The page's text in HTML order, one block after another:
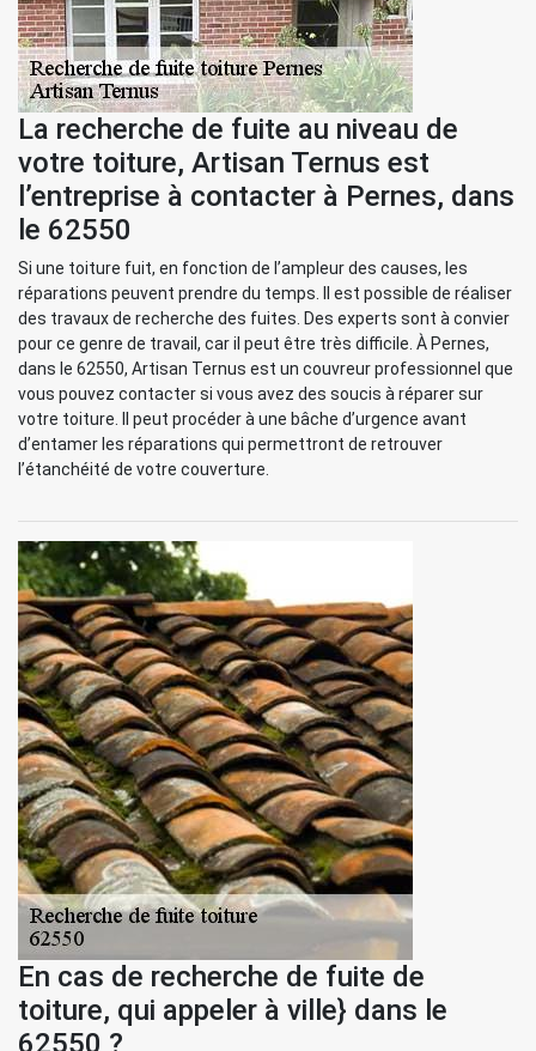
La recherche de fuite au niveau de
votre toiture, Artisan Ternus est
l’entreprise à contacter à Pernes, dans
le 62550
Si une toiture fuit, en fonction de l’ampleur des causes, les
réparations peuvent prendre du temps. Il est possible de réaliser
des travaux de recherche des fuites. Des experts sont à convier
pour ce genre de travail, car il peut être très difficile. À Pernes,
dans le 62550, Artisan Ternus est un couvreur professionnel que
vous pouvez contacter si vous avez des soucis à réparer sur
votre toiture. Il peut procéder à une bâche d’urgence avant
d’entamer les réparations qui permettront de retrouver
l’étanchéité de votre couverture.
En cas de recherche de fuite de
toiture, qui appeler à ville} dans le
62550 ?